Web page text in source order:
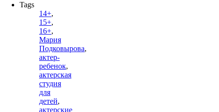
Tags
14+,
15+,
16+,
Мария
Подковырова,
актер-
ребенок,
актерская
студия
для
детей,
актерские